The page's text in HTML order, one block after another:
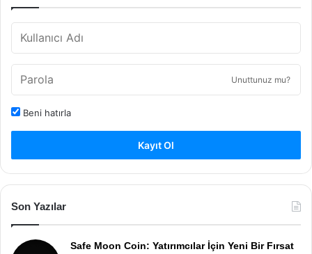
Unuttunuz mu?
Beni hatırla
Kayıt Ol
Son Yazılar
Safe Moon Coin: Yatırımcılar İçin Yeni Bir Fırsat